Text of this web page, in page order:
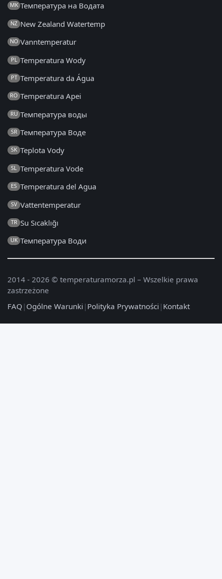
MK Температура на Водата
NZ New Zealand Watertemp
NO Vanntemperatur
PL Temperatura Wody
PT Temperatura da Água
RO Temperatura Apei
RU Температура воды
SR Температура Воде
SK Teplota Vody
SL Temperatura Vode
ES Temperatura del Agua
SV Vattentemperatur
TR Su Sıcaklığı
UK Температура Води
2014 - 2026 © temperaturamorza.pl – Wszelkie prawa
zastrzeżone
FAQ | Ogólne Warunki | Polityka Prywatności | Kontakt